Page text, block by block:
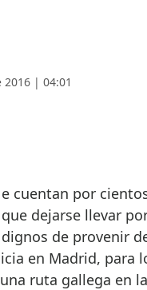
2016 | 04:01
que dejarse llevar
dignos de provenir
en Madrid, para
ruta gallega en